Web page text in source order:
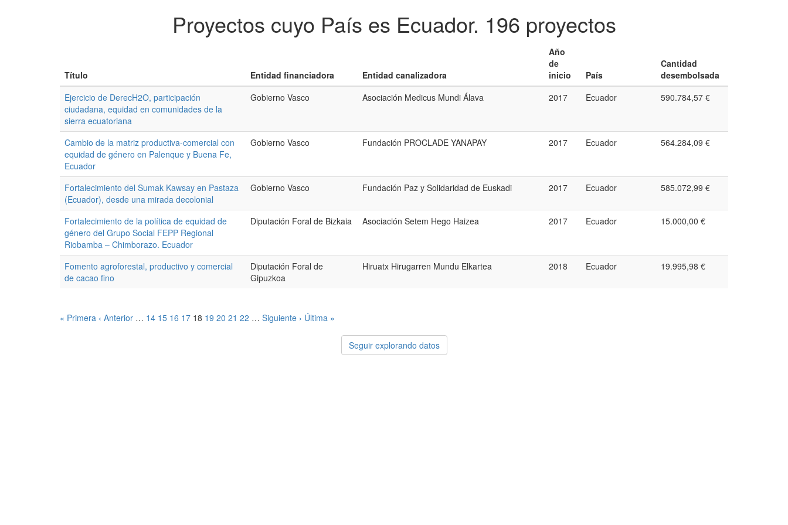
Proyectos cuyo País es Ecuador. 196 proyectos
Título Entidad financiadora Entidad canalizadora
Año
de
inicio
País
Cantidad
desembolsada
Ejercicio de DerecH2O, participación
ciudadana, equidad en comunidades de la
sierra ecuatoriana
Gobierno Vasco Asociación Medicus Mundi Álava 2017 Ecuador 590.784,57 €
Cambio de la matriz productiva-comercial con
equidad de género en Palenque y Buena Fe,
Ecuador
Gobierno Vasco Fundación PROCLADE YANAPAY 2017 Ecuador 564.284,09 €
Fortalecimiento del Sumak Kawsay en Pastaza
(Ecuador), desde una mirada decolonial
Gobierno Vasco Fundación Paz y Solidaridad de Euskadi 2017 Ecuador 585.072,99 €
Fortalecimiento de la política de equidad de
género del Grupo Social FEPP Regional
Riobamba – Chimborazo. Ecuador
Diputación Foral de Bizkaia Asociación Setem Hego Haizea 2017 Ecuador 15.000,00 €
Fomento agroforestal, productivo y comercial
de cacao fino
Diputación Foral de
Gipuzkoa
Hiruatx Hirugarren Mundu Elkartea 2018 Ecuador 19.995,98 €
« Primera ‹ Anterior … 14 15 16 17 18 19 20 21 22 … Siguiente › Última »
Seguir explorando datos